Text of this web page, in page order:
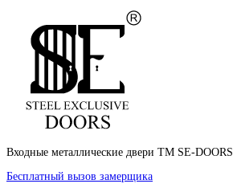
Входные металлические двери TM SE-DOORS
Бесплатный вызов замерщика